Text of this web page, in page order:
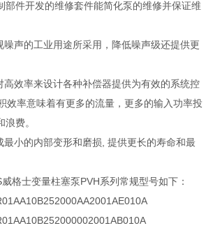
部件开发的维修套件能简化泵的维修并保证维
声的工业用途所采用，降低噪声级还提供更
高效率来设计各种补偿器提供为有效的系统控
效率意味着有更多的流量，更多的输入功率投
费。
最小的内部变形和磨损, 提供更长的寿命和最
格士变量柱塞泵PVH系列常规型号如下：